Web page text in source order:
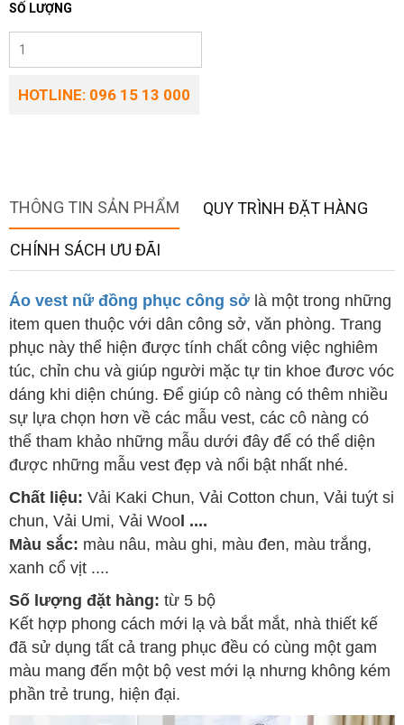
SỐ LƯỢNG
HOTLINE: 096 15 13 000
THÔNG TIN SẢN PHẨM QUY TRÌNH ĐẶT HÀNG
CHÍNH SÁCH ƯU ĐÃI
Áo vest nữ đồng phục công sở là một trong những
item quen thuộc với dân công sở, văn phòng. Trang
phục này thể hiện được tính chất công việc nghiêm
túc, chỉn chu và giúp người mặc tự tin khoe đươc vóc
dáng khi diện chúng. Để giúp cô nàng có thêm nhiều
sự lựa chọn hơn về các mẫu vest, các cô nàng có
thể tham khảo những mẫu dưới đây để có thể diện
được những mẫu vest đẹp và nổi bật nhất nhé.
Chất liệu: Vải Kaki Chun, Vải Cotton chun, Vải tuýt si
chun, Vải Umi, Vải Woo l ....
Màu sắc: màu nâu, màu ghi, màu đen, màu trắng,
xanh cổ vịt ....
Số lượng đặt hàng: từ 5 bộ
Kết hợp phong cách mới lạ và bắt mắt, nhà thiết kế
đã sử dụng tất cả trang phục đều có cùng một gam
màu mang đến một bộ vest mới lạ nhưng không kém
phần trẻ trung, hiện đại.